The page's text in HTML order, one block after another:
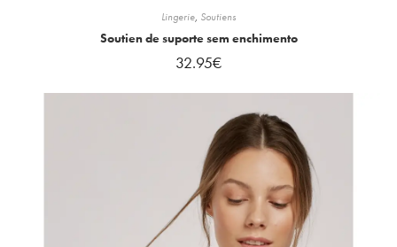
Lingerie, Soutiens
Soutien de suporte sem enchimento
32.95€